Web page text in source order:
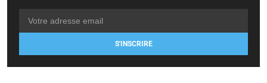
S'INSCRIRE